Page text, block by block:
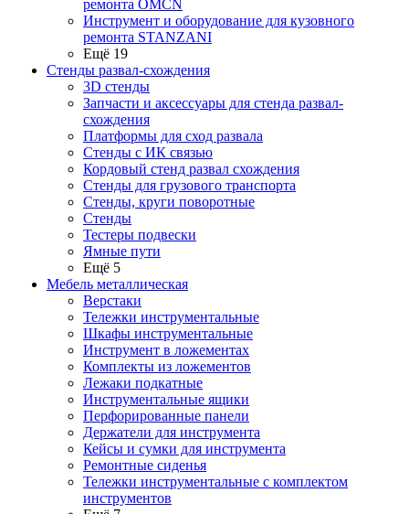
ремонта OMCN
Инструмент и оборудование для кузовного
ремонта STANZANI
Ещё 19
Стенды развал-схождения
3D стенды
Запчасти и аксессуары для стенда развал-
схождения
Платформы для сход развала
Стенды с ИК связью
Кордовый стенд развал схождения
Стенды для грузового транспорта
Стенды, круги поворотные
Стенды
Тестеры подвески
Ямные пути
Ещё 5
Мебель металлическая
Верстаки
Тележки инструментальные
Шкафы инструментальные
Инструмент в ложементах
Комплекты из ложементов
Лежаки подкатные
Инструментальные ящики
Перфорированные панели
Держатели для инструмента
Кейсы и сумки для инструмента
Ремонтные сиденья
Тележки инструментальные с комплектом
инструментов